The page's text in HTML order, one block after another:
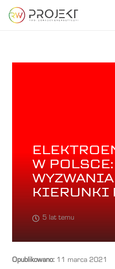
W POLSCE:
KIERUNKI
5 lat temu
Opublikowano: 11 marca 2021